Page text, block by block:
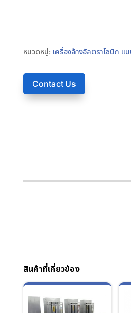
หมวดหมู่: เครื่องล้างอัลตราโซนิก แ
Contact Us
สินค้าที่เกี่ยวข้อง